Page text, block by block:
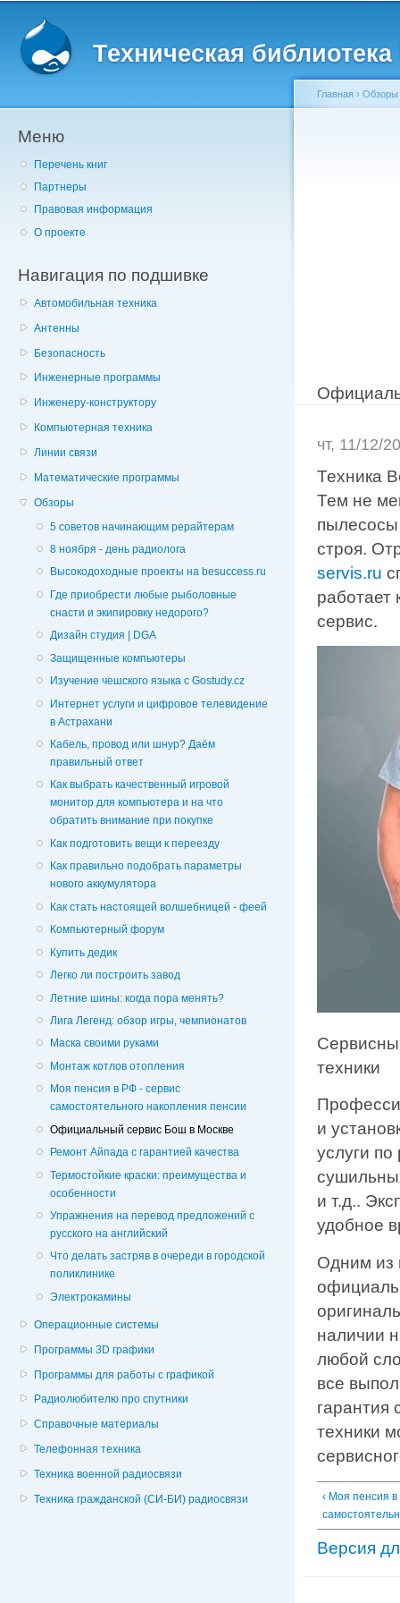
Техническая
Меню
Перечень книг
Партнеры
Правовая информация
О проекте
Навигация по подшивке
Автомобильная техника
Антенны
Безопасность
Инженерные программы
Инженеру-конструктору
Компьютерная техника
Линии связи
Математические программы
Обзоры
5 советов начинающим рерайтерам
8 ноября - день радиолога
Высокодоходные проекты на besuccess.ru
Где приобрести любые рыболовные
снасти и экипировку недорого?
Дизайн студия | DGA
Защищенные компьютеры
Изучение чешского языка с Gostudy.cz
Интернет услуги и цифровое телевидение
в Астрахани
Кабель, провод или шнур? Даём
правильный ответ
Как выбрать качественный игровой
монитор для компьютера и на что
обратить внимание при покупке
Как подготовить вещи к переезду
Как правильно подобрать параметры
нового аккумулятора
Как стать настоящей волшебницей - феей
Компьютерный форум
Купить дедик
Легко ли построить завод
Летние шины: когда пора менять?
Лига Легенд: обзор игры, чемпионатов
Маска своими руками
Монтаж котлов отопления
Моя пенсия в РФ - сервис
самостоятельного накопления пенсии
Официальный сервис Бош в Москве
Ремонт Айпада с гарантией качества
Термостойкие краски: преимущества и
особенности
Упражнения на перевод предложений с
русского на английский
Что делать застряв в очереди в городской
поликлинике
Электрокамины
Операционные системы
Программы 3D графики
Программы для работы с графикой
Радиолюбителю про спутники
Справочные материалы
Телефонная техника
Техника военной радиосвязи
Техника гражданской (СИ-БИ) радиосвязи
Главная › Обзоры
чт, 11/12/
Техника
Тем не
строя.
servis.ru
работает
сервис.
техники
и
услуги
и т.д..
удобное
Одним из
наличии
любой
все
гарантия
техники
‹ Моя пенсия
Версия